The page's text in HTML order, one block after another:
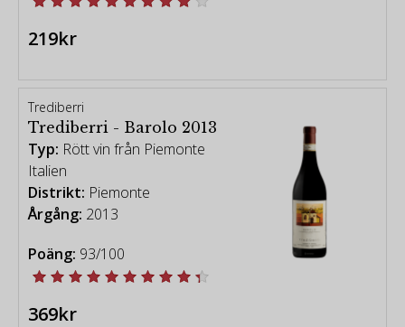
219kr
Trediberri
Trediberri - Barolo 2013
Typ: Rött vin från Piemonte
Italien
Distrikt: Piemonte
Årgång: 2013
Poäng: 93/100
369kr